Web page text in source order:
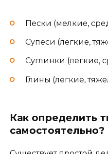
Пески (мелкие,
Супеси (легкие,
Суглинки (легкие,
Глины (легкие,
Как определить
самостоятельно?